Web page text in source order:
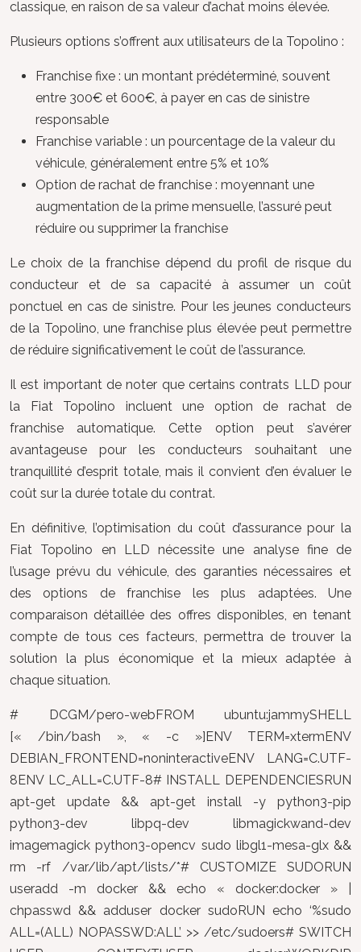
classique, en raison de sa valeur d’achat moins élevée.
Plusieurs options s’offrent aux utilisateurs de la Topolino :
Franchise fixe : un montant prédéterminé, souvent
entre 300€ et 600€, à payer en cas de sinistre
responsable
Franchise variable : un pourcentage de la valeur du
véhicule, généralement entre 5% et 10%
Option de rachat de franchise : moyennant une
augmentation de la prime mensuelle, l’assuré peut
réduire ou supprimer la franchise
Le choix de la franchise dépend du profil de risque du
conducteur et de sa capacité à assumer un coût
ponctuel en cas de sinistre. Pour les jeunes conducteurs
de la Topolino, une franchise plus élevée peut permettre
de réduire significativement le coût de l’assurance.
Il est important de noter que certains contrats LLD pour
la Fiat Topolino incluent une option de rachat de
franchise automatique. Cette option peut s’avérer
avantageuse pour les conducteurs souhaitant une
tranquillité d’esprit totale, mais il convient d’en évaluer le
coût sur la durée totale du contrat.
En définitive, l’optimisation du coût d’assurance pour la
Fiat Topolino en LLD nécessite une analyse fine de
l’usage prévu du véhicule, des garanties nécessaires et
des options de franchise les plus adaptées. Une
comparaison détaillée des offres disponibles, en tenant
compte de tous ces facteurs, permettra de trouver la
solution la plus économique et la mieux adaptée à
chaque situation.
# DCGM/pero-webFROM ubuntu:jammySHELL
[« /bin/bash », « -c »]ENV TERM=xtermENV
DEBIAN_FRONTEND=noninteractiveENV LANG=C.UTF-
8ENV LC_ALL=C.UTF-8# INSTALL DEPENDENCIESRUN
apt-get update && apt-get install -y python3-pip
python3-dev libpq-dev libmagickwand-dev
imagemagick python3-opencv sudo libgl1-mesa-glx &&
rm -rf /var/lib/apt/lists/*# CUSTOMIZE SUDORUN
useradd -m docker && echo « docker:docker » |
chpasswd && adduser docker sudoRUN echo ‘%sudo
ALL=(ALL) NOPASSWD:ALL’ >> /etc/sudoers# SWITCH